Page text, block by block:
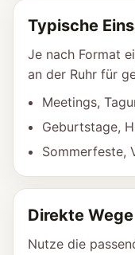
Typische
Je nach Format
an der Ruhr für
Meetings,
Geburtstage,
Sommerfeste,
Direkte Wege
Nutze die